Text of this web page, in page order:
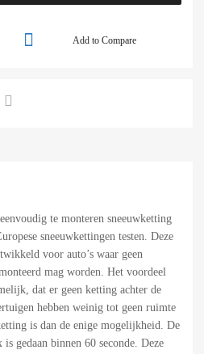
Add to Compare
te monteren sneeuwketting
sneeuwkettingen testen. Deze
voor auto’s waar geen
mag worden. Het voordeel
dat er geen ketting achter de
hebben weinig tot geen ruimte
is dan de enige mogelijkheid. De
gedaan binnen 60 seconde. Deze